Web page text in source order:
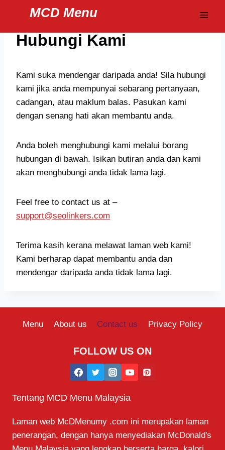
content
MCD Menu
Hubungi Kami
Kami suka mendengar daripada anda! Sila hubungi
kami jika anda mempunyai sebarang pertanyaan,
cadangan, atau maklum balas. Pasukan kami
dengan senang hati akan membantu anda.
Anda boleh menghubungi kami melalui borang
hubungan di bawah. Isikan butiran anda dan kami
akan menghubungi anda tidak lama lagi.
Feel free to contact us at –
support@seolinkers.com
Terima kasih kerana melawat laman web kami!
Kami berharap dapat membantu anda dan
mendengar daripada anda tidak lama lagi.
Menu About us Contact us Privacy Policy
FOLLOW US ON
Tentang MCD Menu Malaysia
Laman web McDMenumy .com ini merupakan laman
penerangan, dengan hanya menyediakan McDonald's